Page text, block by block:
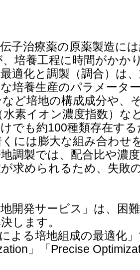
子治療薬の原薬製造に
培養工程に時間がかか
適化と調製（調合）は
培養生産のパラメータ
ど培地の構成成分や、
水素イオン濃度指数）な
でも約100種類存在す
には膨大な組み合わせ
調製では、配合比や濃
求められるため、失敗
地開発サービス」は、困
します。
よる培地組成の最適化
」「Precise